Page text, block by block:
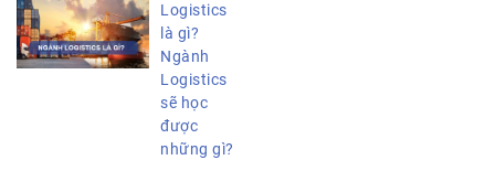
Logistics
là gì?
Ngành
Logistics
sẽ học
được
những gì?